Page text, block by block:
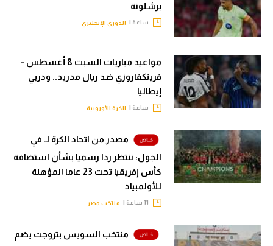
برشلونة
ساعة | الدوري الإنجليزي
مواعيد مباريات السبت 8 أغسطس -
فرينكفاروزي ضد ريال مدريد.. ودربي
إيطاليا
ساعة | الكرة الأوروبية
مصدر من اتحاد الكرة لـ في
الجول: ننتظر ردا رسميا بشأن استضافة
كأس إفريقيا تحت 23 عاما المؤهلة
للأولمبياد
منتخب مصر
منتخب السويس بتروجت يضم